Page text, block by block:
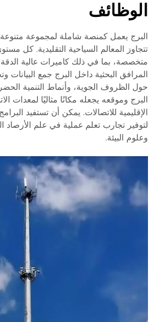
الوظائف
البرج يعمل كمنصة شاملة لمجموعة
تتجاوز المعالم السياحية التقليدية. كل
متخصصة، بما في ذلك كاميرات عالية
المرافق البحثية داخل البرج جمع البيانات
حول الظروف الجوية، وأنماط التنمية
البرج وموقعه يجعله مكانًا مثاليًا لمعدات
الإقليمية للاتصالات. يمكن أن تستفيد
لتوفير تجارب تعلم عملية في علم الأرصاد
وعلوم البيئة.